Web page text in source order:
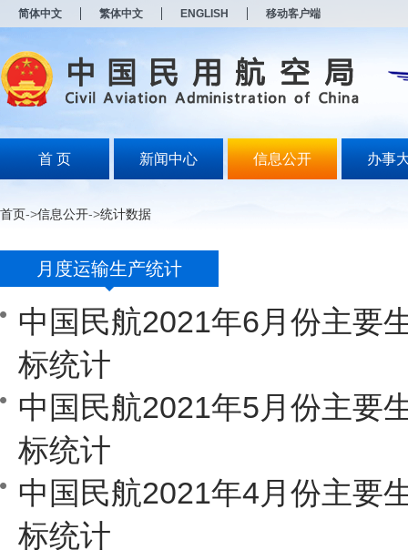
简体中文 繁体中文 ENGLISH 移动客户端
首 页 新闻中心 信息公开 办事
首页->信息公开->统计数据
月度运输生产统计
中国民航2021年6月份主要
标统计
中国民航2021年5月份主要
标统计
中国民航2021年4月份主要
标统计
打
开
无
障
说
Alt
波
键
开